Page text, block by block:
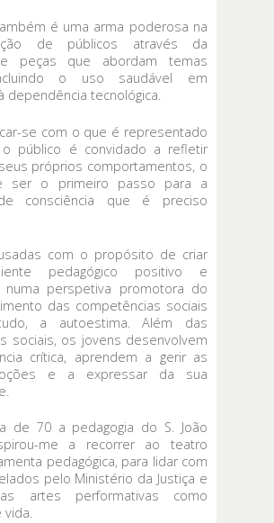
é uma arma poderosa na
de públicos através da
peças que abordam temas
o uso saudável em
dependência tecnológica.
se com o que é representado
público é convidado a refletir
próprios comportamentos, o
ser o primeiro passo para a
consciência que é preciso
com o propósito de criar
pedagógico positivo e
numa perspetiva promotora do
das competências sociais
a autoestima. Além das
sociais, os jovens desenvolvem
crítica, aprendem a gerir as
e a expressar da sua
de 70 a pedagogia do S. João
me a recorrer ao teatro
pedagógica, para lidar com
pelo Ministério da Justiça e
artes performativas como
vida.